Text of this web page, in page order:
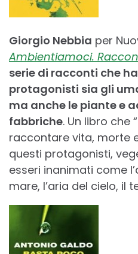
Giorgio Nebbia per
Ambientiamoci.
serie di racconti che
protagonisti sia gli
ma anche le piante e
fabbriche. Un libro che
raccontare vita, morte
questi protagonisti,
esseri inanimati come
mare, l’aria del cielo, il